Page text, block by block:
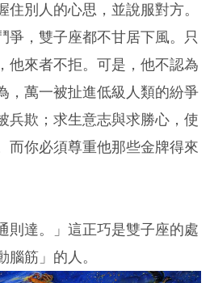
別人的心思，並說服對方。
爭，雙子座都不甘居下風。只
他來者不拒。可是，他不認為
，萬一被扯進低級人類的紛爭
兵欺；求生意志與求勝心，使
而你必須尊重他那些金牌得來
則達。」這正巧是雙子座的處
筋」的人。